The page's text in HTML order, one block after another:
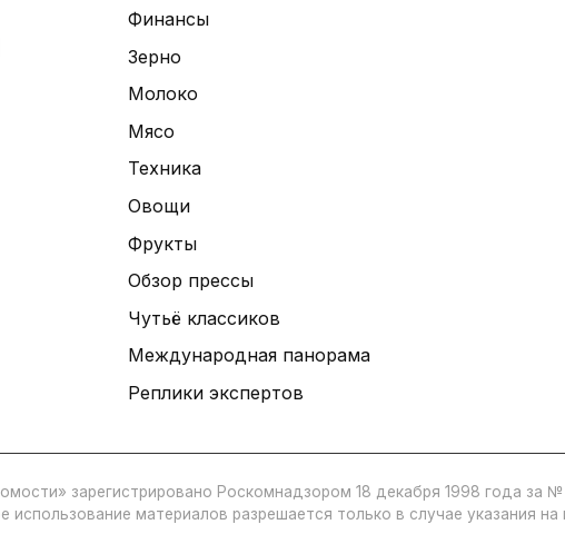
Финансы
Зерно
Молоко
Мясо
Техника
Овощи
Фрукты
Обзор прессы
Чутьё классиков
Международная панорама
Реплики экспертов
зарегистрировано Роскомнадзором 18 декабря 1998 года за
использование материалов разрешается только в случае указания